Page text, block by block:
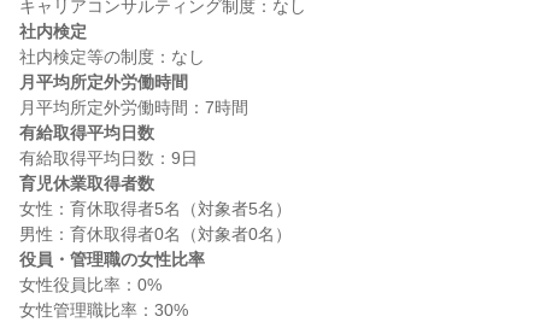
社内検定
月平均所定外労働時間
有給取得平均日数
育児休業取得者数
女性：育休取得者5名（対象者5名）
役員・管理職の女性比率
女性役員比率：0%